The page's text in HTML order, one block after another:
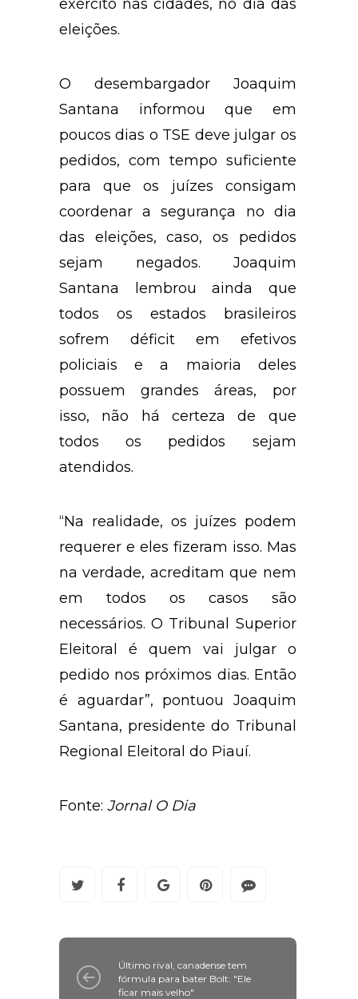
exército nas cidades, no dia das
eleições.
O desembargador Joaquim
Santana informou que em
poucos dias o TSE deve julgar os
pedidos, com tempo suficiente
para que os juízes consigam
coordenar a segurança no dia
das eleições, caso, os pedidos
sejam negados. Joaquim
Santana lembrou ainda que
todos os estados brasileiros
sofrem déficit em efetivos
policiais e a maioria deles
possuem grandes áreas, por
isso, não há certeza de que
todos os pedidos sejam
atendidos.
“Na realidade, os juízes podem
requerer e eles fizeram isso. Mas
na verdade, acreditam que nem
em todos os casos são
necessários. O Tribunal Superior
Eleitoral é quem vai julgar o
pedido nos próximos dias. Então
é aguardar”, pontuou Joaquim
Santana, presidente do Tribunal
Regional Eleitoral do Piauí.
Fonte: Jornal O Dia
Último rival, canadense tem
fórmula para bater Bolt: "Ele
ficar mais velho"